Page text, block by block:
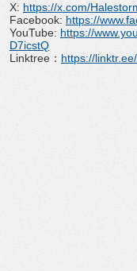
X: https://x.com/
Facebook: https://
YouTube: https://
D7icstQ
Linktree： https://linktr.ee/